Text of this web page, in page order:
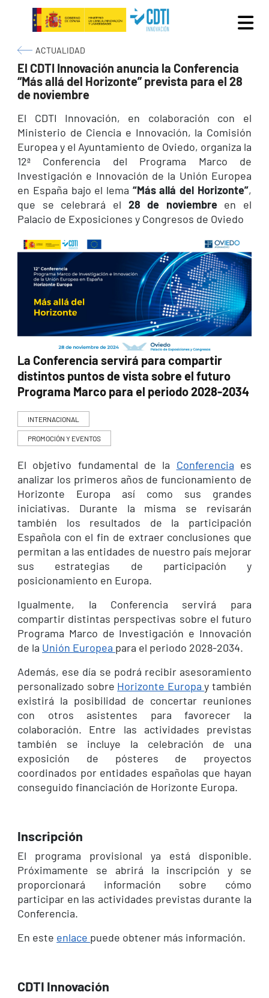
Pasar al contenido principal
Ruta de navegación
ACTUALIDAD
El CDTI Innovación anuncia la Conferencia
“Más allá del Horizonte” prevista para el 28
de noviembre
El CDTI Innovación, en colaboración con el
Ministerio de Ciencia e Innovación, la Comisión
Europea y el Ayuntamiento de Oviedo, organiza la
12ª Conferencia del Programa Marco de
Investigación e Innovación de la Unión Europea
en España bajo el lema “Más allá del Horizonte”,
que se celebrará el 28 de noviembre en el
Palacio de Exposiciones y Congresos de Oviedo
La Conferencia servirá para compartir
distintos puntos de vista sobre el futuro
Programa Marco para el periodo 2028-2034
INTERNACIONAL
PROMOCIÓN Y EVENTOS
El objetivo fundamental de la Conferencia es
analizar los primeros años de funcionamiento de
Horizonte Europa así como sus grandes
iniciativas. Durante la misma se revisarán
también los resultados de la participación
Española con el fin de extraer conclusiones que
permitan a las entidades de nuestro país mejorar
sus estrategias de participación y
posicionamiento en Europa.
Igualmente, la Conferencia servirá para
compartir distintas perspectivas sobre el futuro
Programa Marco de Investigación e Innovación
de la Unión Europea para el periodo 2028-2034.
Además, ese día se podrá recibir asesoramiento
personalizado sobre Horizonte Europay también
existirá la posibilidad de concertar reuniones
con otros asistentes para favorecer la
colaboración. Entre las actividades previstas
también se incluye la celebración de una
exposición de pósteres de proyectos
coordinados por entidades españolas que hayan
conseguido financiación de Horizonte Europa.
Inscripción
El programa provisional ya está disponible.
Próximamente se abrirá la inscripción y se
proporcionará información sobre cómo
participar en las actividades previstas durante la
Conferencia.
En este enlace puede obtener más información.
CDTI Innovación